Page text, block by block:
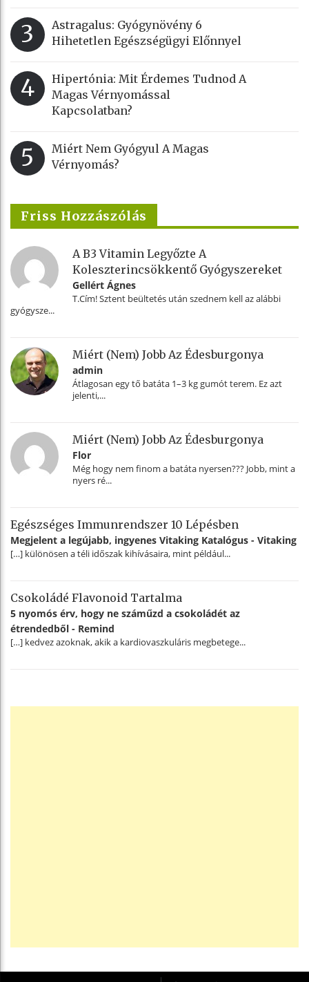
3
Astragalus: Gyógynövény 6
Hihetetlen Egészségügyi Előnnyel
4
Hipertónia: Mit Érdemes Tudnod A
Magas Vérnyomással
Kapcsolatban?
5
Miért Nem Gyógyul A Magas
Vérnyomás?
Friss Hozzászólás
A B3 Vitamin Legyőzte A
Koleszterincsökkentő Gyógyszereket
Gellért Ágnes
T.Cím! Sztent beültetés után szednem kell az alábbi
gyógysze...
Miért (nem) Jobb Az Édesburgonya
admin
Átlagosan egy tő batáta 1–3 kg gumót terem. Ez azt
jelenti,...
Miért (nem) Jobb Az Édesburgonya
Flor
Még hogy nem finom a batáta nyersen??? Jobb, mint a
nyers ré...
Egészséges Immunrendszer 10 Lépésben
Megjelent a legújabb, ingyenes Vitaking Katalógus - Vitaking
[…] különösen a téli időszak kihívásaira, mint például...
Csokoládé Flavonoid Tartalma
5 nyomós érv, hogy ne száműzd a csokoládét az
étrendedből - Remind
[…] kedvez azoknak, akik a kardiovaszkuláris megbetege...